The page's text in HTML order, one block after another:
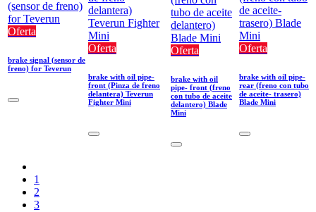
Oferta
brake signal (sensor de
freno) for Teverun
Oferta
brake with oil pipe-
front (Pinza de freno
delantera) Teverun
Fighter Mini
Oferta
brake with oil
pipe- front (freno
con tubo de aceite
delantero) Blade
Mini
Oferta
brake with oil pipe-
rear (freno con tubo
de aceite- trasero)
Blade Mini
1
2
3